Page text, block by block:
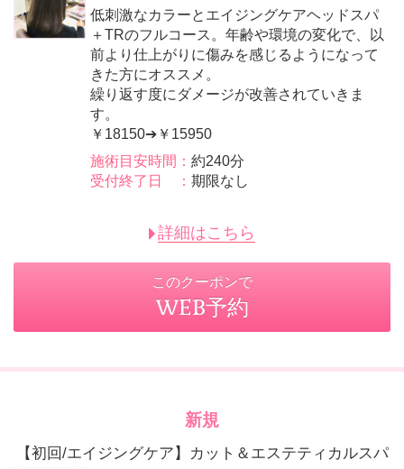
低刺激なカラーとエイジングケアヘッドスパ
＋TRのフルコース。年齢や環境の変化で、以
前より仕上がりに傷みを感じるようになって
きた方にオススメ。
繰り返す度にダメージが改善されていきま
す。
￥18150➔￥15950
施術目安時間： 約240分
受付終了日 ： 期限なし
詳細はこちら
このクーポンで
WEB予約
新規
【初回/エイジングケア】カット＆エステティカルスパ